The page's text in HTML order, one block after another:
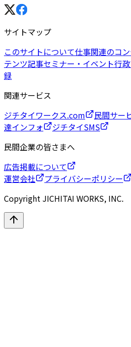
サイトマップ
このサイトについて仕事関連のコ
テンツ記事セミナー・イベント行
録
関連サービス
ジチタイワークス.com
民間サー
達インフォ
ジチタイSMS
民間企業の皆さまへ
広告掲載について
運営会社
プライバシーポリシー
Copyright JICHITAI WORKS, INC.